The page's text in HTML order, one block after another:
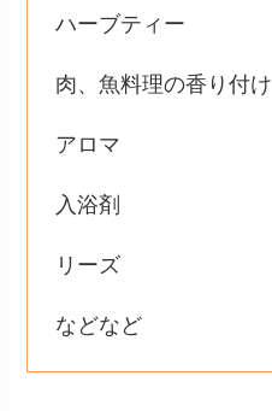
ハーブティー
肉、魚料理の香り付け
アロマ
入浴剤
リーズ
などなど